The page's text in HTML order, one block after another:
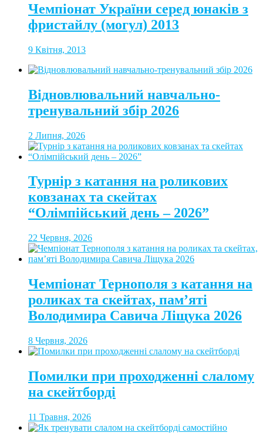
Чемпіонат України серед юнаків з
фристайлу (могул) 2013
9 Квітня, 2013
Відновлювальний навчально-
тренувальний збір 2026
2 Липня, 2026
Турнір з катання на роликових
ковзанах та скейтах
“Олімпійський день – 2026”
22 Червня, 2026
Чемпіонат Тернополя з катання на
роликах та скейтах, пам’яті
Володимира Савича Ліщука 2026
8 Червня, 2026
Помилки при проходженні слалому
на скейтборді
11 Травня, 2026